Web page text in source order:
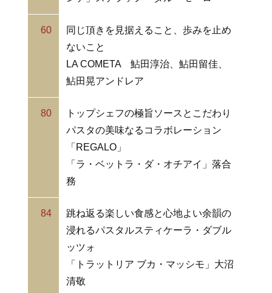
60
同じ頂きを見据えること、歩みを止め
ないこと
LA COMETA 鮎田淳治、鮎田留佳、
鮎田晃アンドレア
80
トップシェフの極旨ソースとこだわり
パスタの美味なるコラボレーション
「REGALO」
「ラ・ベットラ・ダ・オチアイ」落合
務
84
跳ね返る楽しい食感と心地よい余韻の
浸れるパスタルスティケーラ・ダブル
ッツォ
「トラットリア ブカ・マッシモ」大沼
清敬